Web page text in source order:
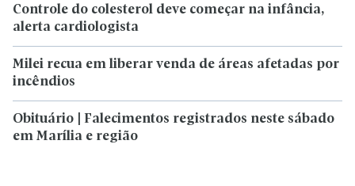
Controle do colesterol deve começar na infância,
alerta cardiologista
Milei recua em liberar venda de áreas afetadas por
incêndios
Obituário | Falecimentos registrados neste sábado
em Marília e região